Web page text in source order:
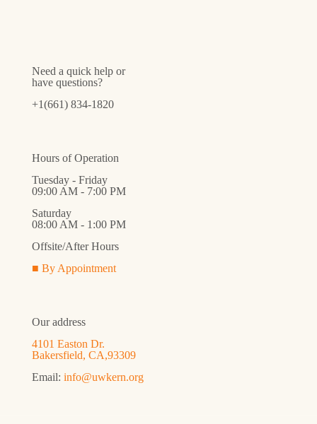
Need a quick help or
have questions?
+1(661) 834-1820
Hours of Operation
Tuesday - Friday
09:00 AM - 7:00 PM
Saturday
08:00 AM - 1:00 PM
Offsite/After Hours
■ By Appointment
Our address
4101 Easton Dr.
Bakersfield, CA,93309
Email: info@uwkern.org